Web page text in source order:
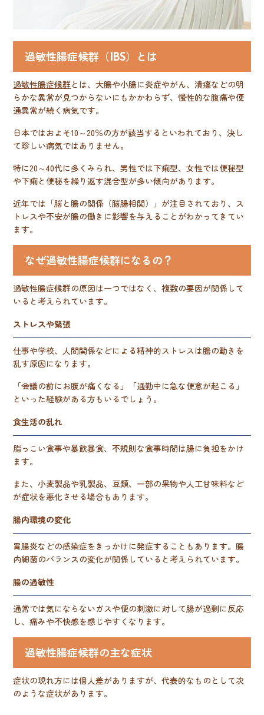
過敏性腸症候群（IBS）とは
過敏性腸症候群とは、大腸や小腸に炎症やがん、潰瘍などの明
らかな異常が見つからないにもかかわらず、慢性的な腹痛や便
通異常が続く病気です。
日本ではおよそ10～20％の方が該当するといわれており、決し
て珍しい病気ではありません。
特に20～40代に多くみられ、男性では下痢型、女性では便秘型
や下痢と便秘を繰り返す混合型が多い傾向があります。
近年では「脳と腸の関係（脳腸相関）」が注目されており、ス
トレスや不安が腸の働きに影響を与えることがわかってきてい
ます。
なぜ過敏性腸症候群になるの？
過敏性腸症候群の原因は一つではなく、複数の要因が関係して
いると考えられています。
ストレスや緊張
仕事や学校、人間関係などによる精神的ストレスは腸の動きを
乱す原因になります。
「会議の前にお腹が痛くなる」「通勤中に急な便意が起こる」
といった経験がある方もいるでしょう。
食生活の乱れ
脂っこい食事や暴飲暴食、不規則な食事時間は腸に負担をかけ
ます。
また、小麦製品や乳製品、豆類、一部の果物や人工甘味料など
が症状を悪化させる場合もあります。
腸内環境の変化
胃腸炎などの感染症をきっかけに発症することもあります。腸
内細菌のバランスの変化が関係していると考えられています。
腸の過敏性
通常では気にならないガスや便の刺激に対して腸が過剰に反応
し、痛みや不快感を感じやすくなります。
過敏性腸症候群の主な症状
症状の現れ方には個人差がありますが、代表的なものとして次
のような症状があります。